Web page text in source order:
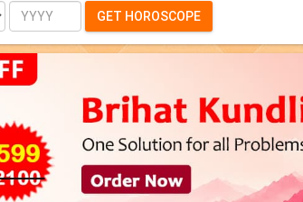
Year GET HOROSCOPE